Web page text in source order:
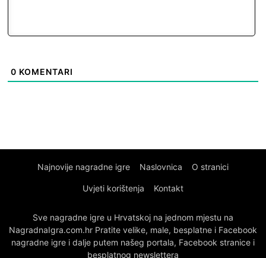
0 KOMENTARI
Najnovije nagradne igre Naslovnica O stranici
Uvjeti korištenja Kontakt
Sve nagradne igre u Hrvatskoj na jednom mjestu na
NagradnaIgra.com.hr Pratite velike, male, besplatne i Facebook
nagradne igre i dalje putem našeg portala, Facebook stranice i
besplatnog newslettera